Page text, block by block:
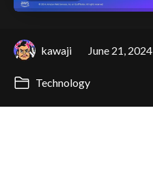
kawaji June 21, 2024
Technology